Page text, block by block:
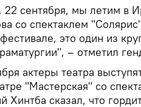
сентября, мы летим в
со спектаклем
это один из
– отметил
актеры театра
"Мастерская" со
Хинтба сказал, что